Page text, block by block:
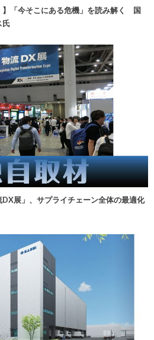
】「今そこにある危機」を読み解く 国
氏
DX展」、サプライチェーン全体の最適化